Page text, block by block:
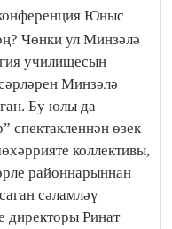
Юныс
Чөнки ул Минзәлә
училищесын
Минзәлә
Бу юлы да
спектакленнән өзек
коллективы,
районнарыннан
сәламләү
директоры Ринат